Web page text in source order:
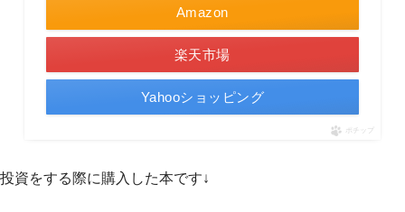
Amazon
楽天市場
Yahooショッピング
ポチップ
投資をする際に購入した本です↓